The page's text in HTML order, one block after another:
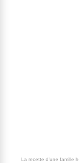
La recette d'une famille